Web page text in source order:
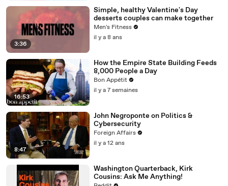
3:36
Simple, healthy Valentine's Day
desserts couples can make together
Men's Fitness
il y a 8 ans
16:53
How the Empire State Building Feeds
8,000 People a Day
Bon Appétit
il y a 7 semaines
8:47
John Negroponte on Politics &
Cybersecurity
Foreign Affairs
il y a 12 ans
Washington Quarterback, Kirk
Cousins: Ask Me Anything!